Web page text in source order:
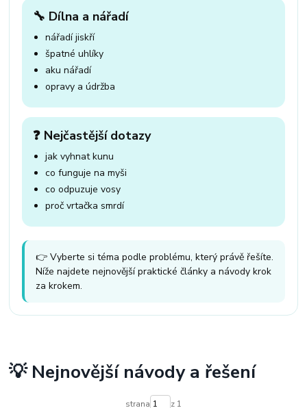
🔧 Dílna a nářadí
nářadí jiskří
špatné uhlíky
aku nářadí
opravy a údržba
❓ Nejčastější dotazy
jak vyhnat kunu
co funguje na myši
co odpuzuje vosy
proč vrtačka smrdí
👉 Vyberte si téma podle problému, který právě řešíte.
Níže najdete nejnovější praktické články a návody krok
za krokem.
💡 Nejnovější návody a řešení
strana z 1